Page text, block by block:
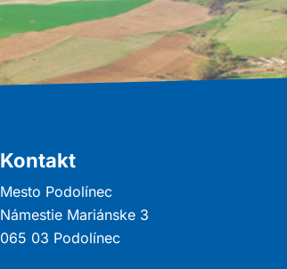
Kontakt
Mesto Podolínec
Námestie Mariánske 3
065 03 Podolínec